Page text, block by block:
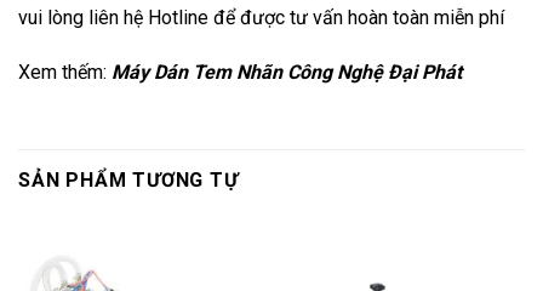
vui lòng liên hệ Hotline để được tư vấn hoàn toàn miễn phí
Xem thếm: Máy Dán Tem Nhãn Công Nghệ Đại Phát
SẢN PHẨM TƯƠNG TỰ